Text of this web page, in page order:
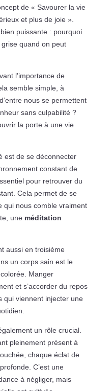
de « Savourer la vie
et plus de joie ».
puissante : pourquoi
quand on peut
l’importance de
semble simple, à
nous se permettent
sans culpabilité ?
la porte à une vie
est de se déconnecter
constant de
pour retrouver du
Cela permet de se
qui nous comble vraiment
une méditation
aussi en troisième
un corps sain est le
Manger
et s’accorder du repos
qui viennent injecter une
un rôle crucial.
pleinement présent à
chaque éclat de
C’est une
à négliger, mais